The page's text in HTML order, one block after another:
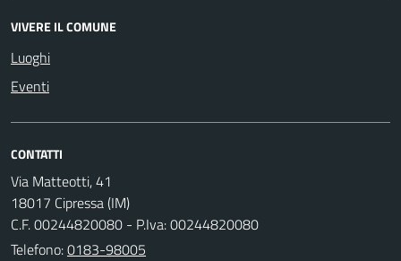
VIVERE IL COMUNE
Luoghi
Eventi
CONTATTI
Via Matteotti, 41
18017 Cipressa (IM)
C.F. 00244820080 - P.Iva: 00244820080
Telefono:0183-98005